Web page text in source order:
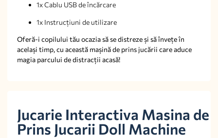
1x Cablu USB de încărcare
1x Instrucțiuni de utilizare
Oferă-i copilului tău ocazia să se distreze și să învețe în
același timp, cu această mașină de prins jucării care aduce
magia parcului de distracții acasă!
Jucarie Interactiva Masina de
Prins Jucarii Doll Machine